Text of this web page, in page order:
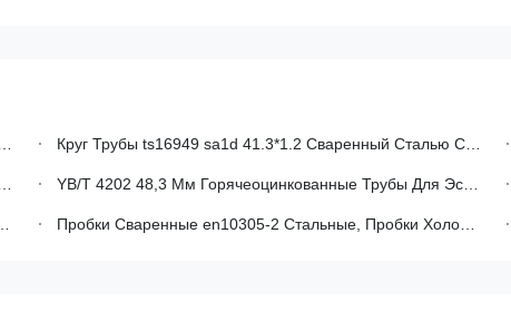
Круг Трубы ts16949 sa1d 41.3*1.2 Сваренный Сталью Сформировал
YB/T 4202 48,3 Мм Горячеоцинкованные Трубы Для Эскалаций Из Углеродистой Стали В Классах q235-q345b
Пробки Сваренные en10305-2 Стальные, Пробки Холоднотянутой Стали Точности Для Механически